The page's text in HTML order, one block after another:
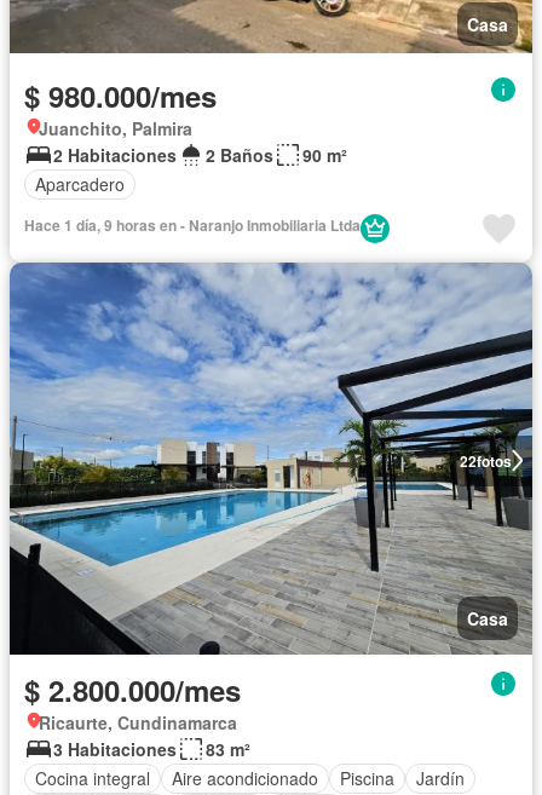
Casa
$ 980.000/mes
Juanchito, Palmira
2 Habitaciones
2 Baños
90 m²
Aparcadero
Hace 1 día, 9 horas en - Naranjo Inmobiliaria Ltda
22fotos
Casa
$ 2.800.000/mes
Ricaurte, Cundinamarca
3 Habitaciones
83 m²
Cocina integral
Aire acondicionado Piscina
Jardín